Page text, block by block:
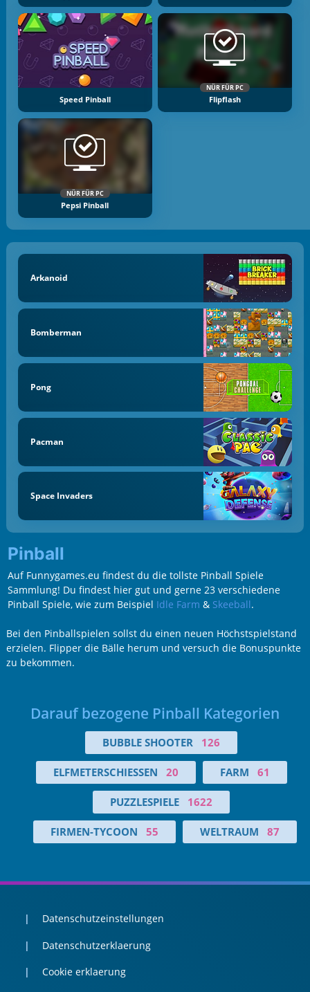
Speed Pinball
NÜR FÜR PC
Flipflash
NÜR FÜR PC
Pepsi Pinball
Arkanoid
Bomberman
Pong
Pacman
Space Invaders
Pinball
Auf Funnygames.eu findest du die tollste Pinball Spiele
Sammlung! Du findest hier gut und gerne 23 verschiedene
Pinball Spiele, wie zum Beispiel Idle Farm & Skeeball.
Bei den Pinballspielen sollst du einen neuen Höchstspielstand
erzielen. Flipper die Bälle herum und versuch die Bonuspunkte
zu bekommen.
Darauf bezogene Pinball Kategorien
BUBBLE SHOOTER 126
ELFMETERSCHIESSEN 20 FARM 61
PUZZLESPIELE 1622
FIRMEN-TYCOON 55 WELTRAUM 87
Datenschutzeinstellungen
Datenschutzerklaerung
Cookie erklaerung